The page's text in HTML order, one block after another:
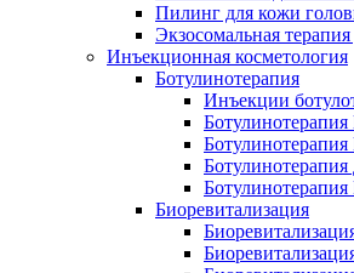
Пилинг для кожи
Экзосомальная
Инъекционная косметология
Ботулинотерапия
Инъекции
Ботулинотерапия
Ботулинотерапия
Биоревитализация